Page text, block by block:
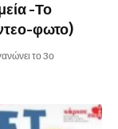
-Το
φωτο)
το 3ο